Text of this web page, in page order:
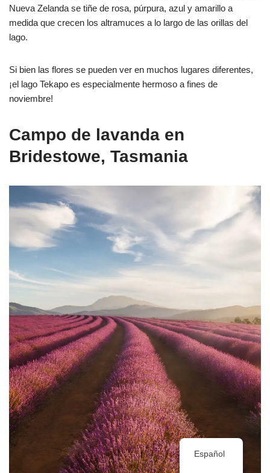
Nueva Zelanda se tiñe de rosa, púrpura, azul y amarillo a
medida que crecen los altramuces a lo largo de las orillas del
lago.
Si bien las flores se pueden ver en muchos lugares diferentes,
¡el lago Tekapo es especialmente hermoso a fines de
noviembre!
Campo de lavanda en
Bridestowe, Tasmania
Español